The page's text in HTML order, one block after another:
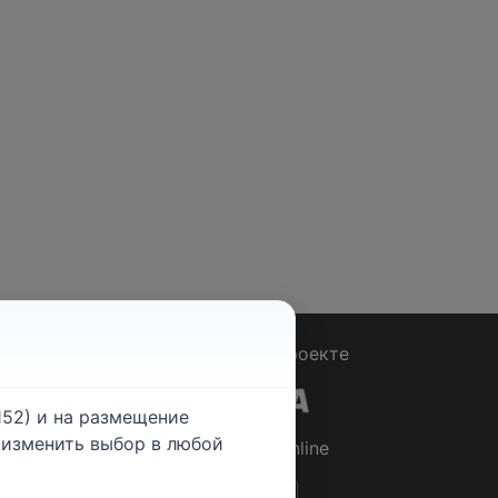
О проекте
© 2026Rabotniki.online
и на размещение
выбор в любой